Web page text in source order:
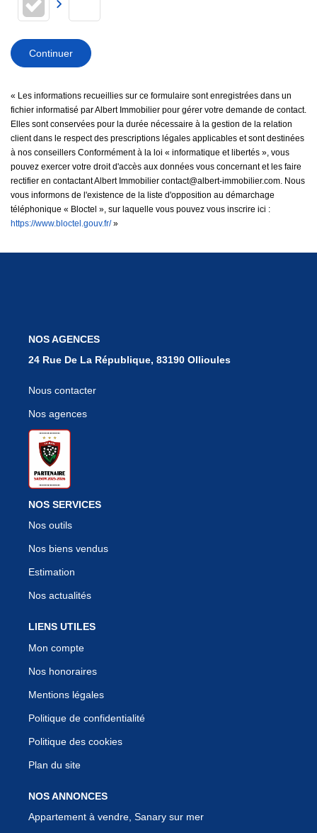
Continuer
« Les informations recueillies sur ce formulaire sont enregistrées dans un
fichier informatisé par Albert Immobilier pour gérer votre demande de contact.
Elles sont conservées pour la durée nécessaire à la gestion de la relation
client dans le respect des prescriptions légales applicables et sont destinées
à nos conseillers Conformément à la loi « informatique et libertés », vous
pouvez exercer votre droit d'accès aux données vous concernant et les faire
rectifier en contactant Albert Immobilier contact@albert-immobilier.com. Nous
vous informons de l'existence de la liste d'opposition au démarchage
téléphonique « Bloctel », sur laquelle vous pouvez vous inscrire ici :
https://www.bloctel.gouv.fr/»
NOS AGENCES
24 Rue De La République, 83190 Ollioules
Nous contacter
Nos agences
NOS SERVICES
Nos outils
Nos biens vendus
Estimation
Nos actualités
LIENS UTILES
Mon compte
Nos honoraires
Mentions légales
Politique de confidentialité
Politique des cookies
Plan du site
NOS ANNONCES
Appartement à vendre, Sanary sur mer